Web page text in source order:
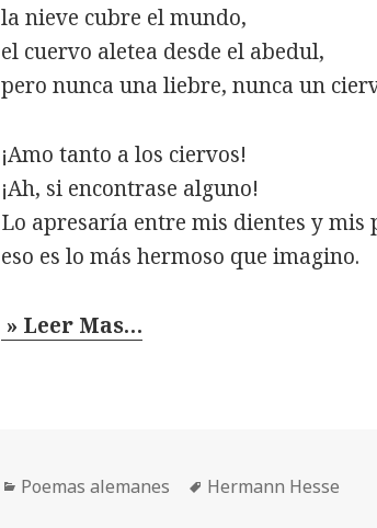
la nieve cubre el mundo,
el cuervo aletea desde el abedul,
pero nunca una liebre, nunca un
¡Amo tanto a los ciervos!
¡Ah, si encontrase alguno!
Lo apresaría entre mis dientes y mis
eso es lo más hermoso que imagino.
» Leer Mas…
Categorías
Poemas alemanes Etiquetas
Hermann Hesse